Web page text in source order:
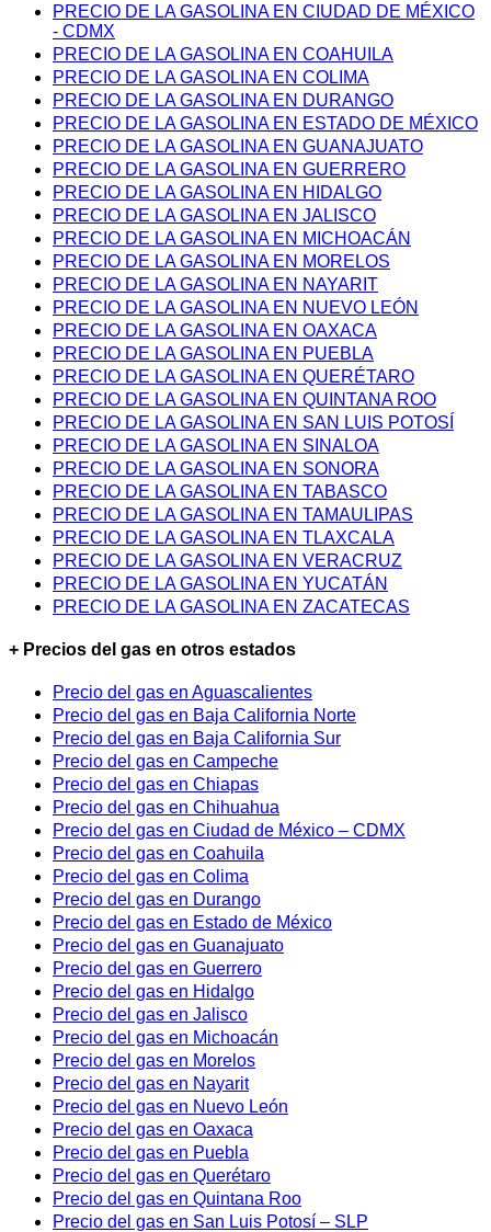
PRECIO DE LA GASOLINA EN CIUDAD DE MÉXICO
- CDMX
PRECIO DE LA GASOLINA EN COAHUILA
PRECIO DE LA GASOLINA EN COLIMA
PRECIO DE LA GASOLINA EN DURANGO
PRECIO DE LA GASOLINA EN ESTADO DE MÉXICO
PRECIO DE LA GASOLINA EN GUANAJUATO
PRECIO DE LA GASOLINA EN GUERRERO
PRECIO DE LA GASOLINA EN HIDALGO
PRECIO DE LA GASOLINA EN JALISCO
PRECIO DE LA GASOLINA EN MICHOACÁN
PRECIO DE LA GASOLINA EN MORELOS
PRECIO DE LA GASOLINA EN NAYARIT
PRECIO DE LA GASOLINA EN NUEVO LEÓN
PRECIO DE LA GASOLINA EN OAXACA
PRECIO DE LA GASOLINA EN PUEBLA
PRECIO DE LA GASOLINA EN QUERÉTARO
PRECIO DE LA GASOLINA EN QUINTANA ROO
PRECIO DE LA GASOLINA EN SAN LUIS POTOSÍ
PRECIO DE LA GASOLINA EN SINALOA
PRECIO DE LA GASOLINA EN SONORA
PRECIO DE LA GASOLINA EN TABASCO
PRECIO DE LA GASOLINA EN TAMAULIPAS
PRECIO DE LA GASOLINA EN TLAXCALA
PRECIO DE LA GASOLINA EN VERACRUZ
PRECIO DE LA GASOLINA EN YUCATÁN
PRECIO DE LA GASOLINA EN ZACATECAS
+ Precios del gas en otros estados
Precio del gas en Aguascalientes
Precio del gas en Baja California Norte
Precio del gas en Baja California Sur
Precio del gas en Campeche
Precio del gas en Chiapas
Precio del gas en Chihuahua
Precio del gas en Ciudad de México – CDMX
Precio del gas en Coahuila
Precio del gas en Colima
Precio del gas en Durango
Precio del gas en Estado de México
Precio del gas en Guanajuato
Precio del gas en Guerrero
Precio del gas en Hidalgo
Precio del gas en Jalisco
Precio del gas en Michoacán
Precio del gas en Morelos
Precio del gas en Nayarit
Precio del gas en Nuevo León
Precio del gas en Oaxaca
Precio del gas en Puebla
Precio del gas en Querétaro
Precio del gas en Quintana Roo
Precio del gas en San Luis Potosí – SLP